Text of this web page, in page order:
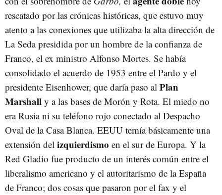
rescatado por las crónicas históricas, que estuvo muy
atento a las conexiones que utilizaba la alta dirección de
La Seda presidida por un hombre de la confianza de
Franco, el ex ministro Alfonso Mortes. Se había
consolidado el acuerdo de 1953 entre el Pardo y el
presidente Eisenhower, que daría paso al Plan
Marshall y a las bases de Morón y Rota. El miedo no
era Rusia ni su teléfono rojo conectado al Despacho
Oval de la Casa Blanca. EEUU temía básicamente una
extensión del izquierdismo en el sur de Europa. Y la
Red Gladio fue producto de un interés común entre el
liberalismo americano y el autoritarismo de la España
de Franco; dos cosas que pasaron por el fax y el